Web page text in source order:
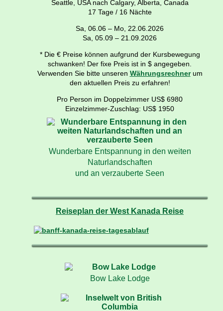
Seattle, USA nach Calgary, Alberta, Canada
17 Tage / 16 Nächte
Sa, 06.06 – Mo, 22.06.2026
Sa, 05.09 – 21.09.2026
* Die € Preise können aufgrund der Kursbewegung
schwanken! Der fixe Preis ist in $ angegeben.
Verwenden Sie bitte unseren Währungsrechnerum
den aktuellen Preis zu erfahren!
Pro Person im Doppelzimmer US$ 6980
Einzelzimmer-Zuschlag: US$ 1950
Wunderbare Entspannung in den weiten
Naturlandschaften
und an verzauberte Seen
Reiseplan der West Kanada Reise
Bow Lake Lodge